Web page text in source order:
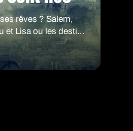
rêves ? Salem,
et Lisa ou les destins
du Grand Paris